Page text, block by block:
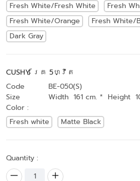
Fresh White/Fresh White
Fresh
Fresh White/Orange
Fresh White/
Dark Gray
CUSHY គ្រែ 5ហ្វីត
Code
BE-050(S)
Size
Width 161 cm. * Height
Color :
Fresh white
Matte Black
Quantity :